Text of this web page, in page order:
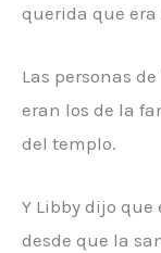
querida que
Las personas
eran los de la
del templo.
Y Libby dijo
desde que la